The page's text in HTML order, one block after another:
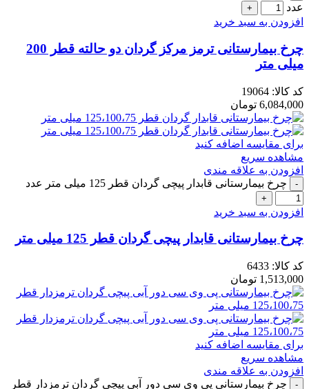
عدد
افزودن به سبد خرید
چرخ بیمارستانی ترمز مرکز گردان دو حالته قطر 200
میلی متر
کد کالا: 19064
6,084,000 تومان
برای مقایسه اضافه کنید
مشاهده سریع
افزودن به علاقه مندی
چرخ بیمارستانی قابدار پیچی گردان قطر 125 میلی متر عدد
افزودن به سبد خرید
چرخ بیمارستانی قابدار پیچی گردان قطر 125 میلی متر
کد کالا: 6433
1,513,000 تومان
برای مقایسه اضافه کنید
مشاهده سریع
افزودن به علاقه مندی
چرخ بیمارستانی پی وی سی دور آبی پیچی گردان ترمزدار قطر